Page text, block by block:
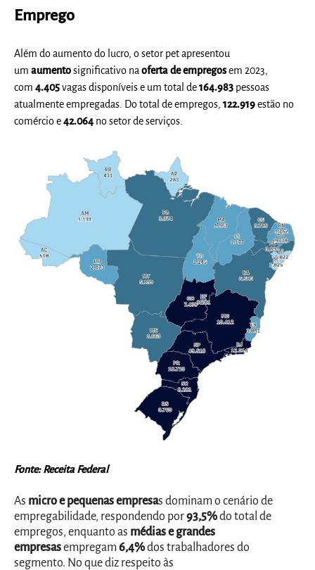
Emprego
Além do aumento do lucro, o setor pet apresentou
umaumentosignificativo naoferta de empregosem 2023,
com4.405vagas disponíveis e um total de164.983 pessoas
atualmente empregadas. Do total de empregos,122.919estão no
comércio e42.064 no setor de serviços.
Fonte: Receita Federal
As micro e pequenas empresas dominam o cenário de
empregabilidade, respondendo por93,5%do total de
empregos, enquanto as médias e grandes
empresasempregam6,4%dos trabalhadores do
segmento. No que diz respeito às